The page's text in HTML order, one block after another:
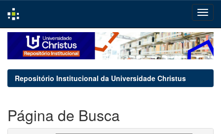
navigation
Repositório Institucional da Universidade Christus
Página de Busca